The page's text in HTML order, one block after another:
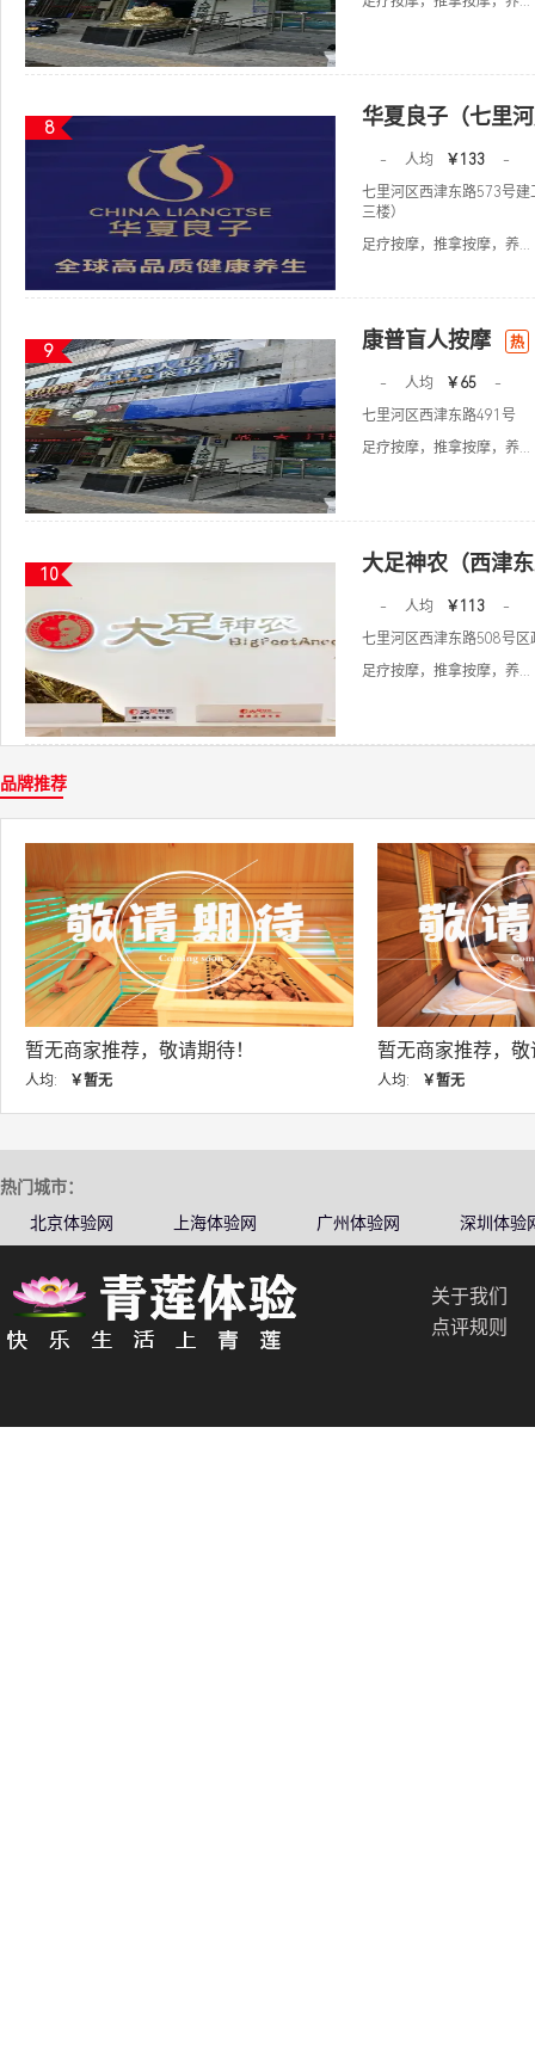
8 华夏良子（七里
- 人均 ￥133
-
七里河区西津东路573号
三楼）
足疗按摩，推拿按摩，养...
9 康普盲人按摩 热
- 人均 ￥65
-
七里河区西津东路491号
足疗按摩，推拿按摩，养...
10 大足神农（西津
- 人均 ￥113
-
七里河区西津东路508号区
足疗按摩，推拿按摩，养...
品牌推荐
暂无商家推荐，敬请期待！
人均:
暂无商家
人均:
热门城市：
北京体验网
上海体验网 广州体验网 深圳体验
关于我们
点评规则